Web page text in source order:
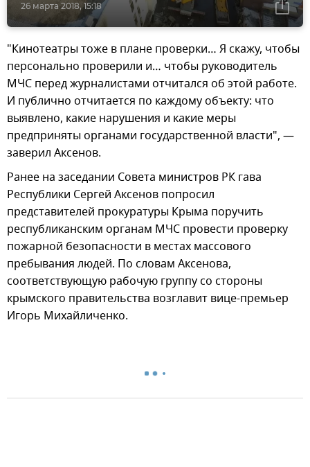
26 марта 2018, 15:18
"Кинотеатры тоже в плане проверки… Я скажу, чтобы
персонально проверили и… чтобы руководитель
МЧС перед журналистами отчитался об этой работе.
И публично отчитается по каждому объекту: что
выявлено, какие нарушения и какие меры
предприняты органами государственной власти", —
заверил Аксенов.
Ранее на заседании Совета министров РК гава
Республики Сергей Аксенов попросил
представителей прокуратуры Крыма поручить
республиканским органам МЧС провести проверку
пожарной безопасности в местах массового
пребывания людей. По словам Аксенова,
соответствующую рабочую группу со стороны
крымского правительства возглавит вице-премьер
Игорь Михайличенко.